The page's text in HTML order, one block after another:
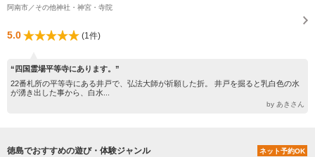
阿南市／その他神社・神宮・寺院
5.0 (1件)
“四国霊場平等寺にあります。”
22番札所の平等寺にある井戸で、弘法大師が祈願した折。 井戸を掘ると乳白色の水
が湧き出した事から、白水...
by あきさん
徳島でおすすめの遊び・体験ジャンル ネット予約OK